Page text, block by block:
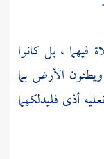
فيهما ، بل كانوا
الأرض بما
أذى فليدلكهما